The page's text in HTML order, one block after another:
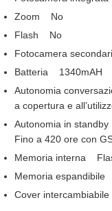
Zoom No
Flash No
Fotocamera
Batteria 1340mAH
Autonomia
a copertura e
Autonomia in
Fino a 420 ore con
Memoria interna
Memoria
Cover